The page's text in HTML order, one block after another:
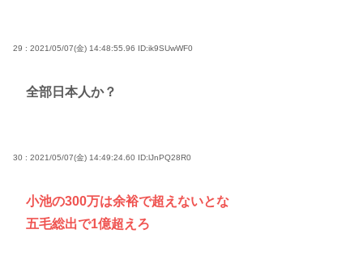
29 : 2021/05/07(金) 14:48:55.96 ID:ik9SUwWF0
全部日本人か？
30 : 2021/05/07(金) 14:49:24.60 ID:lJnPQ28R0
小池の300万は余裕で超えないとな
五毛総出で1億超えろ